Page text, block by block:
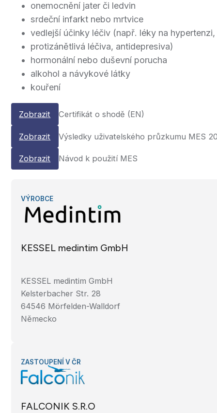
onemocnění jater či ledvin
srdeční infarkt nebo mrtvice
vedlejší účinky léčiv (např. léky na
protizánětlivá léčiva, antidepresiva)
hormonální nebo duševní porucha
alkohol a návykové látky
kouření
Zobrazit Certifikát o shodě (EN)
Zobrazit Výsledky uživatelského průzkumu MES
Zobrazit Návod k použití MES
VÝROBCE
KESSEL medintim GmbH
KESSEL medintim GmbH
Kelsterbacher Str. 28
64546 Mörfelden-Walldorf
Německo
ZASTOUPENÍ V ČR
FALCONIK S.R.O